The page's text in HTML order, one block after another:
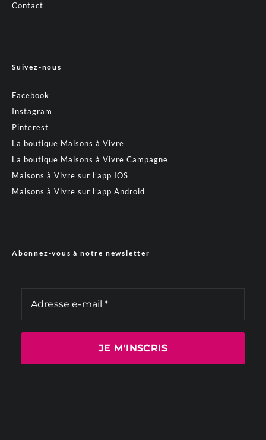
Contact
Suivez-nous
Facebook
Instagram
Pinterest
La boutique Maisons à Vivre
La boutique Maisons à Vivre Campagne
Maisons à Vivre sur l’app IOS
Maisons à Vivre sur l’app Android
Abonnez-vous à notre newsletter